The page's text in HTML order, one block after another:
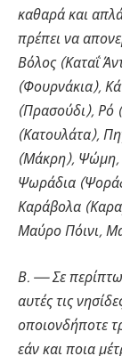
καθαρά και
πρέπει να
Βόλος (Καταΐ
(Φουρνάκια),
(Πρασούδι), Ρό
(Κατουλάτα),
(Μάκρη), Ψώμη,
Ψωράδια
Καράβολα
Μαύρο Πόινι,
Β. — Σε
αυτές τις
οποιονδήποτε
εάν και ποια